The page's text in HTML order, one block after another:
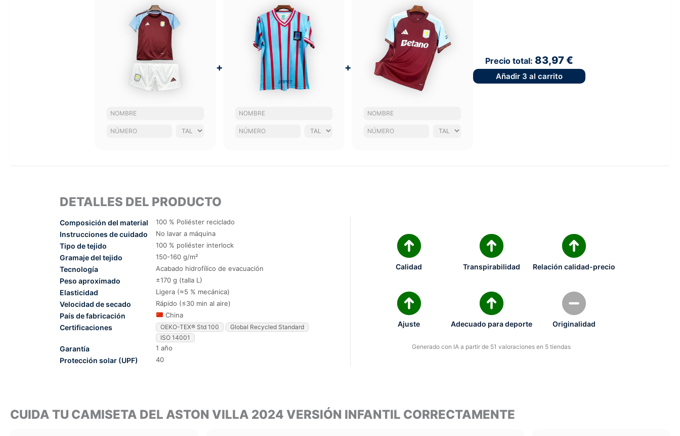
+ +
Precio total: 83,97 €
Añadir 3 al carrito
DETALLES DEL PRODUCTO
Composición del material 100 % Poliéster reciclado
Instrucciones de cuidado No lavar a máquina
Tipo de tejido 100 % poliéster interlock
Gramaje del tejido 150-160 g/m²
Tecnología Acabado hidrofílico de evacuación
Peso aproximado ±170 g (talla L)
Elasticidad Ligera (≈5 % mecánica)
Velocidad de secado Rápido (≤30 min al aire)
País de fabricación China
Certificaciones OEKO-TEX® Std 100
Global Recycled Standard
ISO 14001
Garantía 1 año
Protección solar (UPF) 40
Calidad Transpirabilidad Relación calidad-precio
Ajuste Adecuado para deporte Originalidad
Generado con IA a partir de 51 valoraciones en 5 tiendas
CUIDA TU CAMISETA DEL ASTON VILLA 2024 VERSIÓN INFANTIL CORRECTAMENTE